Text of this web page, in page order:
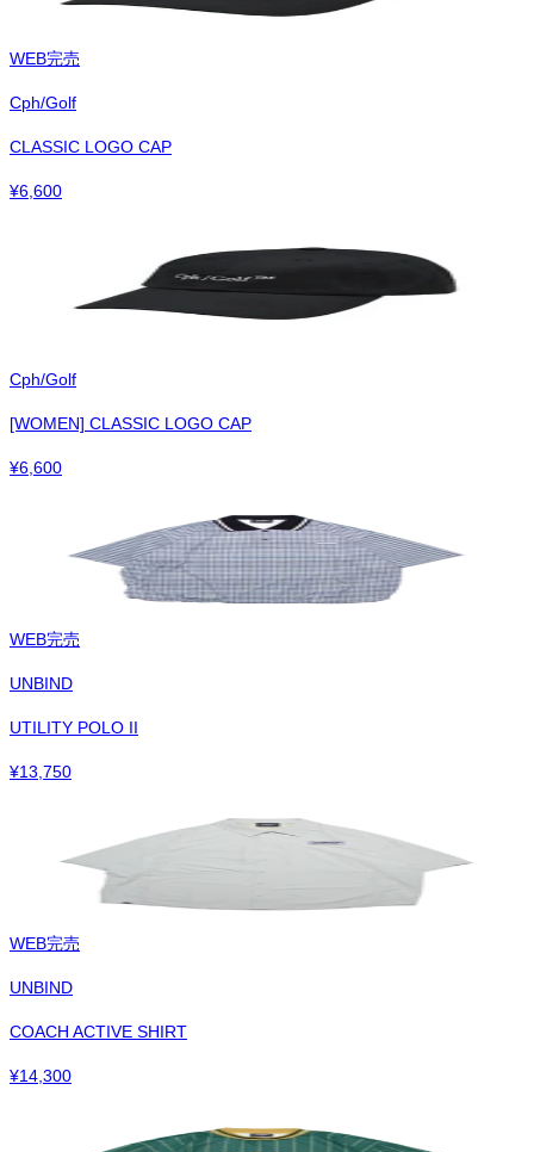
WEB完売
Cph/Golf
CLASSIC LOGO CAP
¥6,600
Cph/Golf
[WOMEN] CLASSIC LOGO CAP
¥6,600
WEB完売
UNBIND
UTILITY POLO II
¥13,750
WEB完売
UNBIND
COACH ACTIVE SHIRT
¥14,300